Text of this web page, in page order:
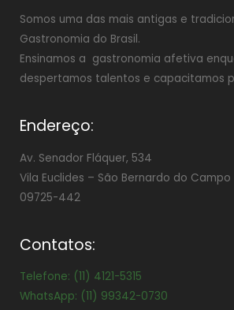
Somos uma das mais antigas e
Gastronomia do Brasil.
Ensinamos a gastronomia afetiva
despertamos talentos e capacitamos
Endereço:
Av. Senador Fláquer, 534
Vila Euclides – São Bernardo do Campo
09725-442
Contatos:
Telefone: (11) 4121-5315
WhatsApp: (11) 99342-0730